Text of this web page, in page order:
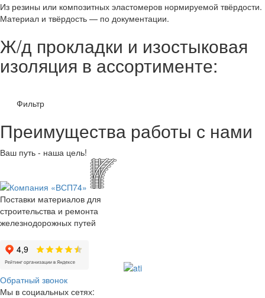
Из резины или композитных эластомеров нормируемой твёрдости.
Материал и твёрдость — по документации.
Ж/д прокладки и изостыковая
изоляция в ассортименте:
Фильтр
Преимущества работы с нами
Ваш путь - наша цель!
Поставки материалов для
строительства и ремонта
железнодорожных путей
Обратный звонок
Мы в социальных сетях: